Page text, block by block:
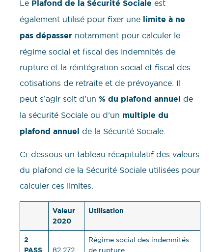
Le Plafond de la Sécurité Sociale est
également utilisé pour fixer une limite à ne
pas dépasser notamment pour calculer le
régime social et fiscal des indemnités de
rupture et la réintégration social et fiscal des
cotisations de retraite et de prévoyance. Il
peut s’agir soit d’un % du plafond annuel de
la sécurité Sociale ou d’un multiple du
plafond annuel de la Sécurité Sociale.
Ci-dessous un tableau récapitulatif des valeurs
du plafond de la Sécurité Sociale utilisées pour
calculer ces limites.
Valeur
2020
Utilisation
2
82 272
Régime social des indemnités
de rupture